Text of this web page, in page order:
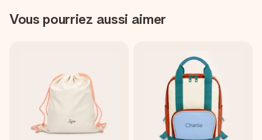
Vous pourriez aussi aimer